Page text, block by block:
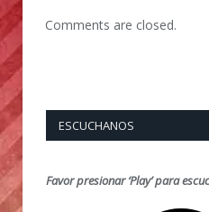
Comments are closed.
ESCUCHANOS
Favor presionar ‘Play’ para